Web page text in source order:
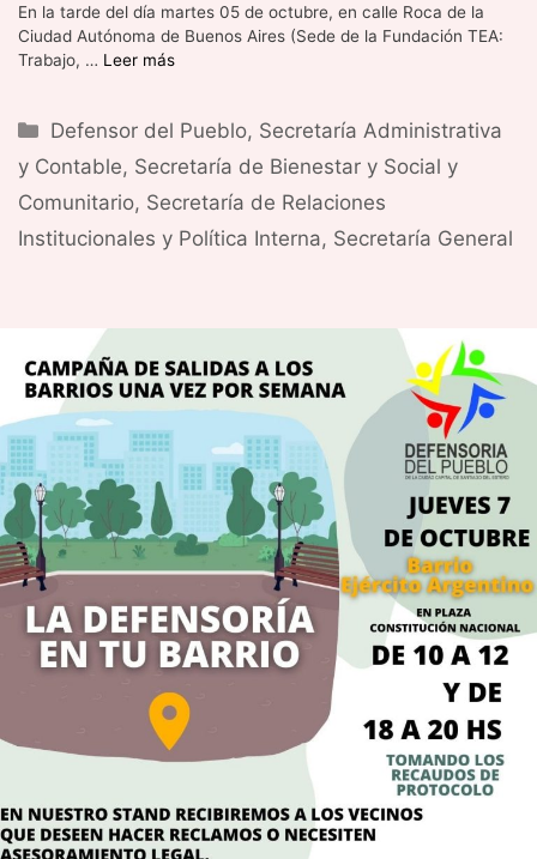
En la tarde del día martes 05 de octubre, en calle Roca de la
Ciudad Autónoma de Buenos Aires (Sede de la Fundación TEA:
Trabajo, … Leer más
Categorías
Defensor del Pueblo, Secretaría Administrativa
y Contable, Secretaría de Bienestar y Social y
Comunitario, Secretaría de Relaciones
Institucionales y Política Interna, Secretaría General